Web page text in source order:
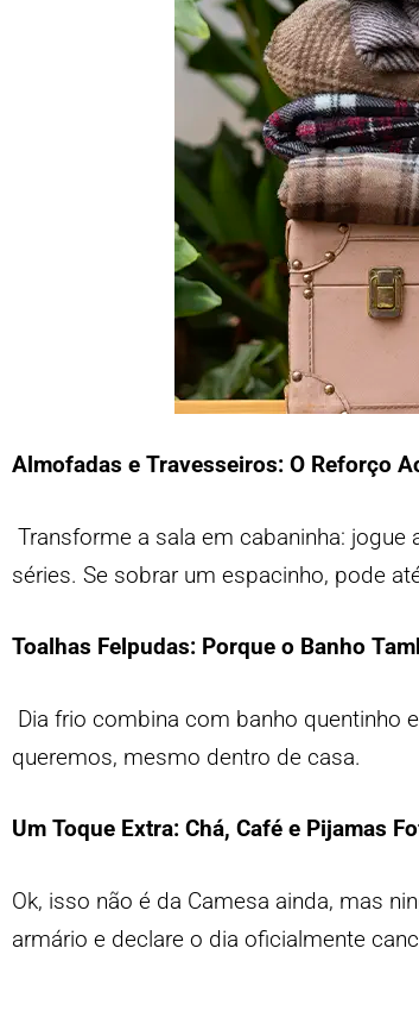
Almofadas e Travesseiros: O Reforço
Transforme a sala em cabaninha:
séries. Se sobrar um espacinho, pode
Toalhas Felpudas: Porque o Banho
Dia frio combina com banho quentinho
queremos, mesmo dentro de casa.
Um Toque Extra: Chá, Café e Pijamas
Ok, isso não é da Camesa ainda, mas
armário e declare o dia oficialmente